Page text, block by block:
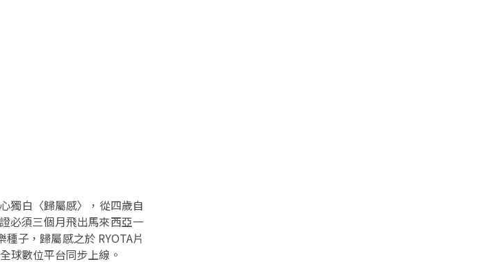
獨白〈歸屬感〉，從四歲自
必須三個月飛出馬來西亞一
子，歸屬感之於 RYOTA片
球數位平台同步上線。